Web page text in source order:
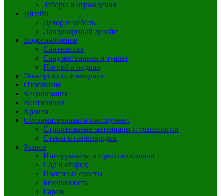
Заборы и ограждения
Дизайн
Декор и мебель
Ландшафтный дизайн
Водоснабжение
Сантехника
Санузел: ванная и туалет
Погреб и подвал
Электрика и освещение
Отопление
Канализация
Вентиляция
Кровля
Стройматериалы и инструмент
Строительные материалы и технологии
Стены и перегородки
Разное
Инструменты и приспособления
Сад и огород
Полезные советы
Безопасность
Гараж